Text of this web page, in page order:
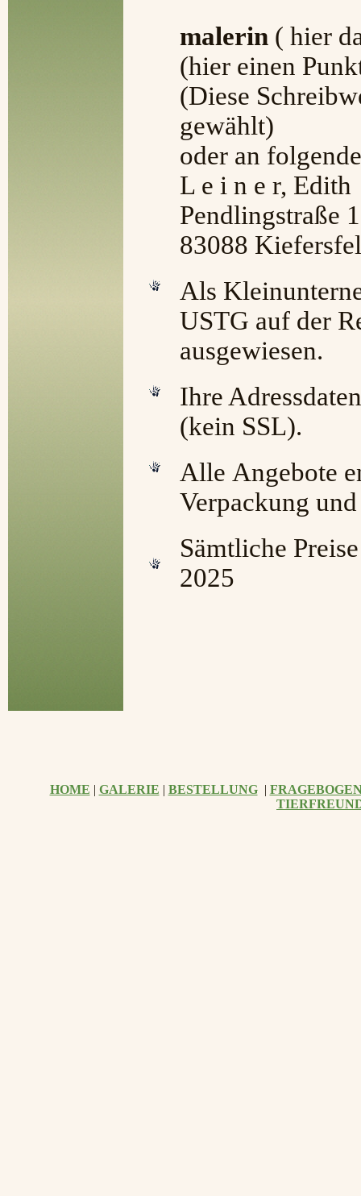
malerin ( hier
(hier einen
(Diese
gewählt)
oder an
L e i n e r, Edith
Pendlingstraße
83088
Als
USTG auf der
ausgewiesen.
Ihre
(kein SSL).
Alle Angebote
Verpackung
Sämtliche
2025
HOME | GALERIE | BESTELLUNG|